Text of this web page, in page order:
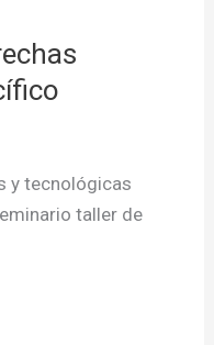
y tecnológicas
taller de